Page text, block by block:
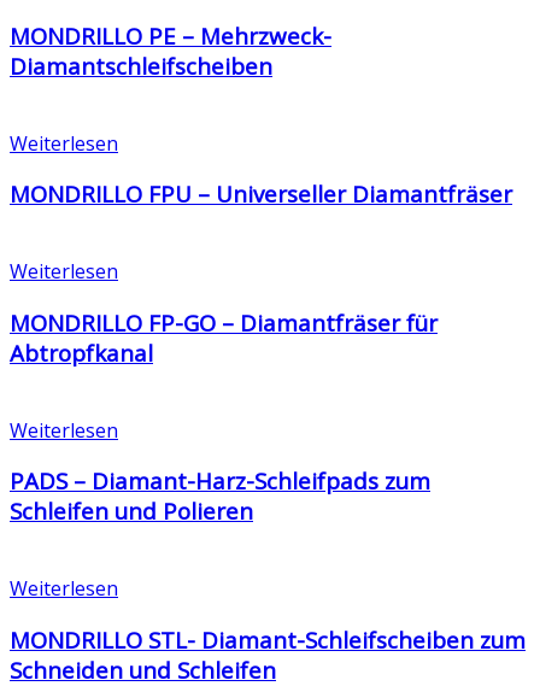
MONDRILLO PE – Mehrzweck-
Diamantschleifscheiben
Weiterlesen
MONDRILLO FPU – Universeller Diamantfräser
Weiterlesen
MONDRILLO FP-GO – Diamantfräser für
Abtropfkanal
Weiterlesen
PADS – Diamant-Harz-Schleifpads zum
Schleifen und Polieren
Weiterlesen
MONDRILLO STL- Diamant-Schleifscheiben zum
Schneiden und Schleifen